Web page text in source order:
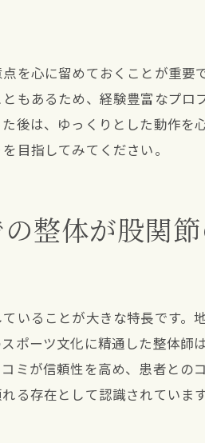
整体により取り
日常生活への復
専門家が語る股関節
専門家の視点か
専門家が提言す
股関節周りの健康を
整体で実現する
股関節健康維持
を心に留めておくことが重
もあるため、経験豊富なプ
後は、ゆっくりとした動作
目指してみてください。
整体が股関
いることが大きな特長です
ポーツ文化に精通した整体
ミが信頼性を高め、患者と
る存在として認識されています